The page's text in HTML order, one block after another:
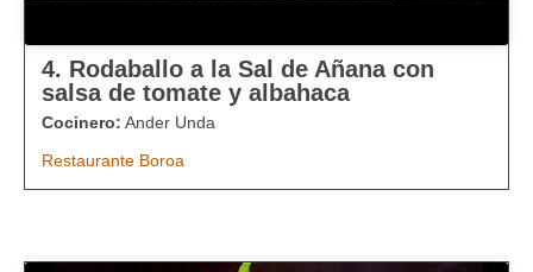
4. Rodaballo a la Sal de Añana con
salsa de tomate y albahaca
Cocinero: Ander Unda
Restaurante Boroa